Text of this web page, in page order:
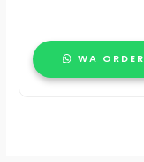
WA ORDER